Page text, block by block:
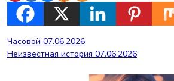
Навигация
по
Часовой 07.06.2026
Неизвестная история 07.06.2026